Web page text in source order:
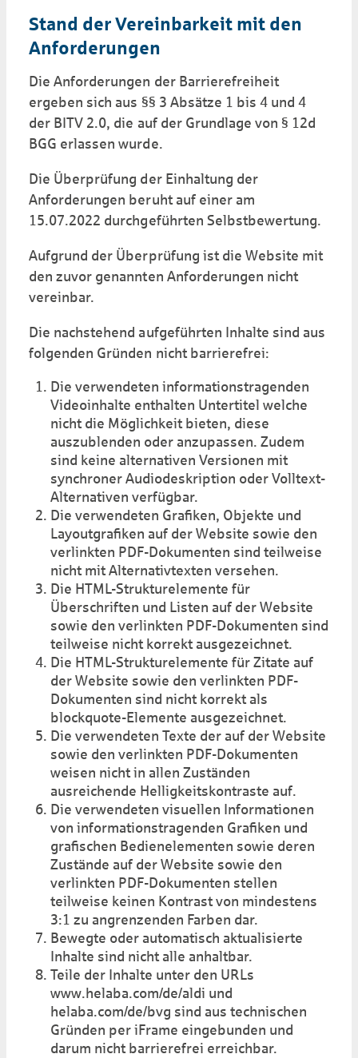
Stand der Vereinbarkeit mit den
Anforderungen
Die Anforderungen der Barrierefreiheit
ergeben sich aus §§ 3 Absätze 1 bis 4 und 4
der BITV 2.0, die auf der Grundlage von § 12d
BGG erlassen wurde.
Die Überprüfung der Einhaltung der
Anforderungen beruht auf einer am
15.07.2022 durchgeführten Selbstbewertung.
Aufgrund der Überprüfung ist die Website mit
den zuvor genannten Anforderungen nicht
vereinbar.
Die nachstehend aufgeführten Inhalte sind aus
folgenden Gründen nicht barrierefrei:
Die verwendeten informationstragenden
Videoinhalte enthalten Untertitel welche
nicht die Möglichkeit bieten, diese
auszublenden oder anzupassen. Zudem
sind keine alternativen Versionen mit
synchroner Audiodeskription oder Volltext-
Alternativen verfügbar.
Die verwendeten Grafiken, Objekte und
Layoutgrafiken auf der Website sowie den
verlinkten PDF-Dokumenten sind teilweise
nicht mit Alternativtexten versehen.
Die HTML-Strukturelemente für
Überschriften und Listen auf der Website
sowie den verlinkten PDF-Dokumenten sind
teilweise nicht korrekt ausgezeichnet.
Die HTML-Strukturelemente für Zitate auf
der Website sowie den verlinkten PDF-
Dokumenten sind nicht korrekt als
blockquote-Elemente ausgezeichnet.
Die verwendeten Texte der auf der Website
sowie den verlinkten PDF-Dokumenten
weisen nicht in allen Zuständen
ausreichende Helligkeitskontraste auf.
Die verwendeten visuellen Informationen
von informationstragenden Grafiken und
grafischen Bedienelementen sowie deren
Zustände auf der Website sowie den
verlinkten PDF-Dokumenten stellen
teilweise keinen Kontrast von mindestens
3:1 zu angrenzenden Farben dar.
Bewegte oder automatisch aktualisierte
Inhalte sind nicht alle anhaltbar.
Teile der Inhalte unter den URLs
www.helaba.com/de/aldi und
helaba.com/de/bvg sind aus technischen
Gründen per iFrame eingebunden und
darum nicht barrierefrei erreichbar.